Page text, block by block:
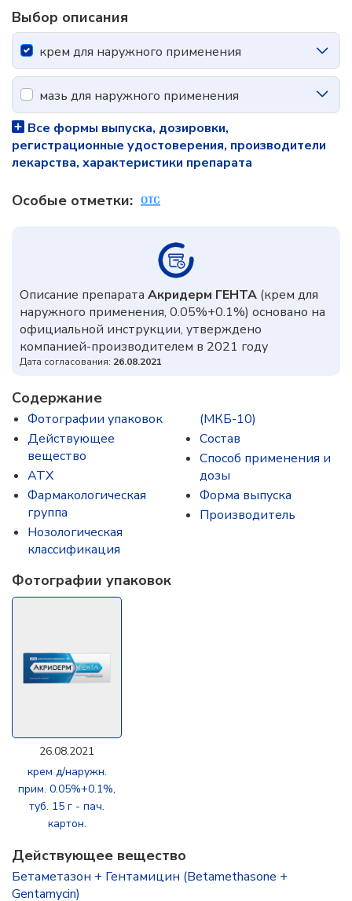
Выбор описания
крем для наружного применения
мазь для наружного применения
Все формы выпуска, дозировки,
регистрационные удостоверения, производители
лекарства, характеристики препарата
Особые отметки:
Описание препарата Акридерм ГЕНТА (крем для
наружного применения, 0.05%+0.1%) основано на
официальной инструкции, утверждено
компанией-производителем в 2021 году
Дата согласования: 26.08.2021
Содержание
Фотографии упаковок
Действующее
вещество
ATX
Фармакологическая
группа
Нозологическая
классификация
(МКБ-10)
Состав
Способ применения и
дозы
Форма выпуска
Производитель
Фотографии упаковок
26.08.2021
крем д/наружн.
прим. 0.05%+0.1%,
туб. 15 г - пач.
картон.
Действующее вещество
Бетаметазон + Гентамицин (Betamethasone +
Gentamycin)